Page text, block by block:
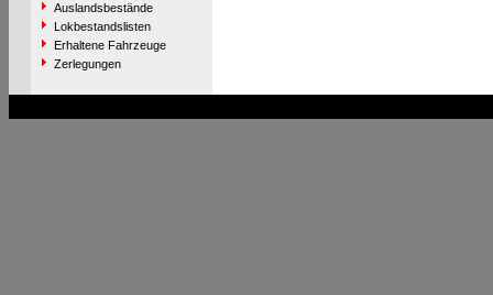
Auslandsbestände
Lokbestandslisten
Erhaltene Fahrzeuge
Zerlegungen